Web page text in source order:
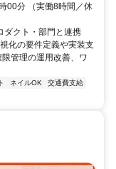
00分 （実働8時間／休
ダクト・部門と連携
化の要件定義や実装支
管理の運用改善、ワ
ネイルOK
交通費支給